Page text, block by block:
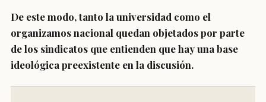
De este modo, tanto la universidad como el
organizamos nacional quedan objetados por parte
de los sindicatos que entienden que hay una base
ideológica preexistente en la discusión.